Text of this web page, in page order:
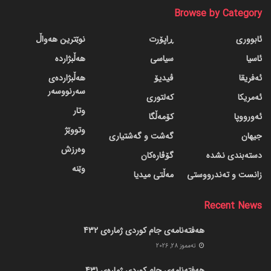
Browse by Category
ئابووری
ئاسیا
ئەفریقا
ئەمریکا
ئەورووپا
جیهان
دسته‌بندی نشده
زانست و تەندرووستی
ڕاپۆرت
سیاسی
ڤیدیۆ
کەلتوری
کۆمەڵگا
گه‌شت و گه‌شتیاری
گۆڤاره‌کان
مەڵتی میدیا
نوێترین هەواڵ
هەڵبژاردە
هەڵبژاردەی
سەرنووسەر
وتار
وتووێژ
وەرزش
وێنە
Recent News
هەفتەنامەی جام کوردی ژمارەی 432
ته‌مموز 28, 2026